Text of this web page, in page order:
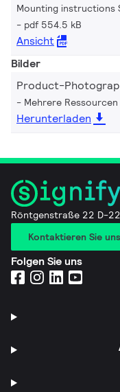
Mounting instructions
pdf 554.5 kB
Ansicht
Bilder
Product-
Mehrere Ressourcen
Herunterladen
Röntgenstraße 22 D-
Kontaktieren Sie uns
Folgen Sie uns